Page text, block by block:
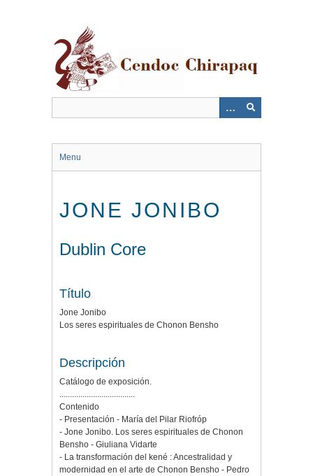
Menu
JONE JONIBO
Dublin Core
Título
Jone Jonibo
Los seres espirituales de Chonon Bensho
Descripción
Catálogo de exposición.
....................................
Contenido
- Presentación - María del Pilar Riofróp
- Jone Jonibo. Los seres espirituales de Chonon
Bensho - Giuliana Vidarte
- La transformación del kené : Ancestralidad y
modernidad en el arte de Chonon Bensho - Pedro